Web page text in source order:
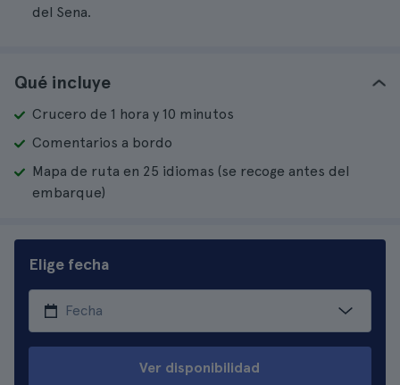
del Sena.
Qué incluye
Crucero de 1 hora y 10 minutos
Comentarios a bordo
Mapa de ruta en 25 idiomas (se recoge antes del
embarque)
Elige fecha
Ver disponibilidad